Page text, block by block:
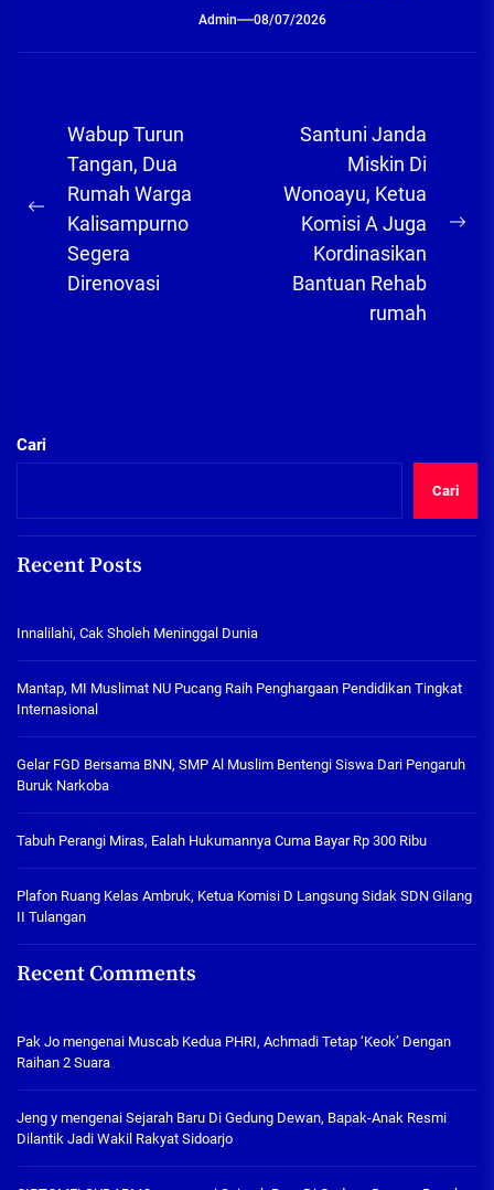
Admin 08/07/2026
Navigasi
pos
Previous
post:
Wabup Turun
Tangan, Dua
Rumah Warga
Kalisampurno
Segera
Direnovasi
Santuni Janda
Miskin Di
Wonoayu, Ketua
Komisi A Juga
Kordinasikan
Bantuan Rehab
rumah
Cari
Cari
Recent Posts
Innalilahi, Cak Sholeh Meninggal Dunia
Mantap, MI Muslimat NU Pucang Raih Penghargaan Pendidikan Tingkat
Internasional
Gelar FGD Bersama BNN, SMP Al Muslim Bentengi Siswa Dari Pengaruh
Buruk Narkoba
Tabuh Perangi Miras, Ealah Hukumannya Cuma Bayar Rp 300 Ribu
Plafon Ruang Kelas Ambruk, Ketua Komisi D Langsung Sidak SDN Gilang
II Tulangan
Recent Comments
Pak Jo mengenai Muscab Kedua PHRI, Achmadi Tetap ‘Keok’ Dengan
Raihan 2 Suara
Jeng y mengenai Sejarah Baru Di Gedung Dewan, Bapak-Anak Resmi
Dilantik Jadi Wakil Rakyat Sidoarjo